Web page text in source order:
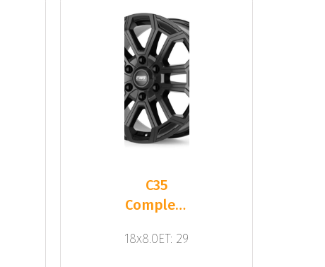
C35
Complete
Gloss
18x8.0ET: 29